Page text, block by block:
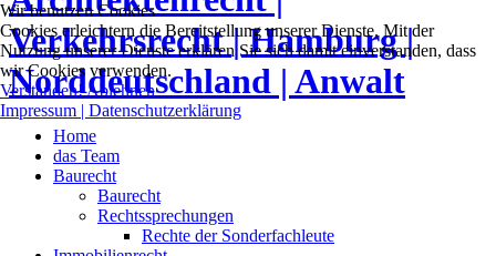
Home
das Team
Baurecht
Baurecht
Rechtssprechungen
Rechte der Sonderfachleute
Wir benutzen Cookies
Cookies erleichtern die Bereitstellung unserer Dienste. Mit der
Nutzung unserer Dienste erklären Sie sich damit einverstanden, dass
wir Cookies verwenden.
Verstanden!Ablehnen
Impressum | Datenschutzerklärung